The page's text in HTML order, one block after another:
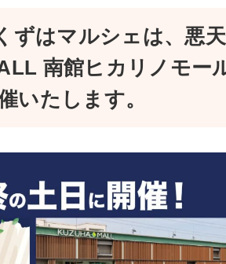
ずはマルシェは、悪
南館ヒカリノモー
いたします。